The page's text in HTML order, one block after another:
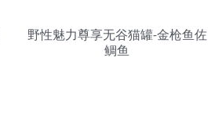
野性魅力尊享无谷猫罐-金枪鱼佐
鲷鱼